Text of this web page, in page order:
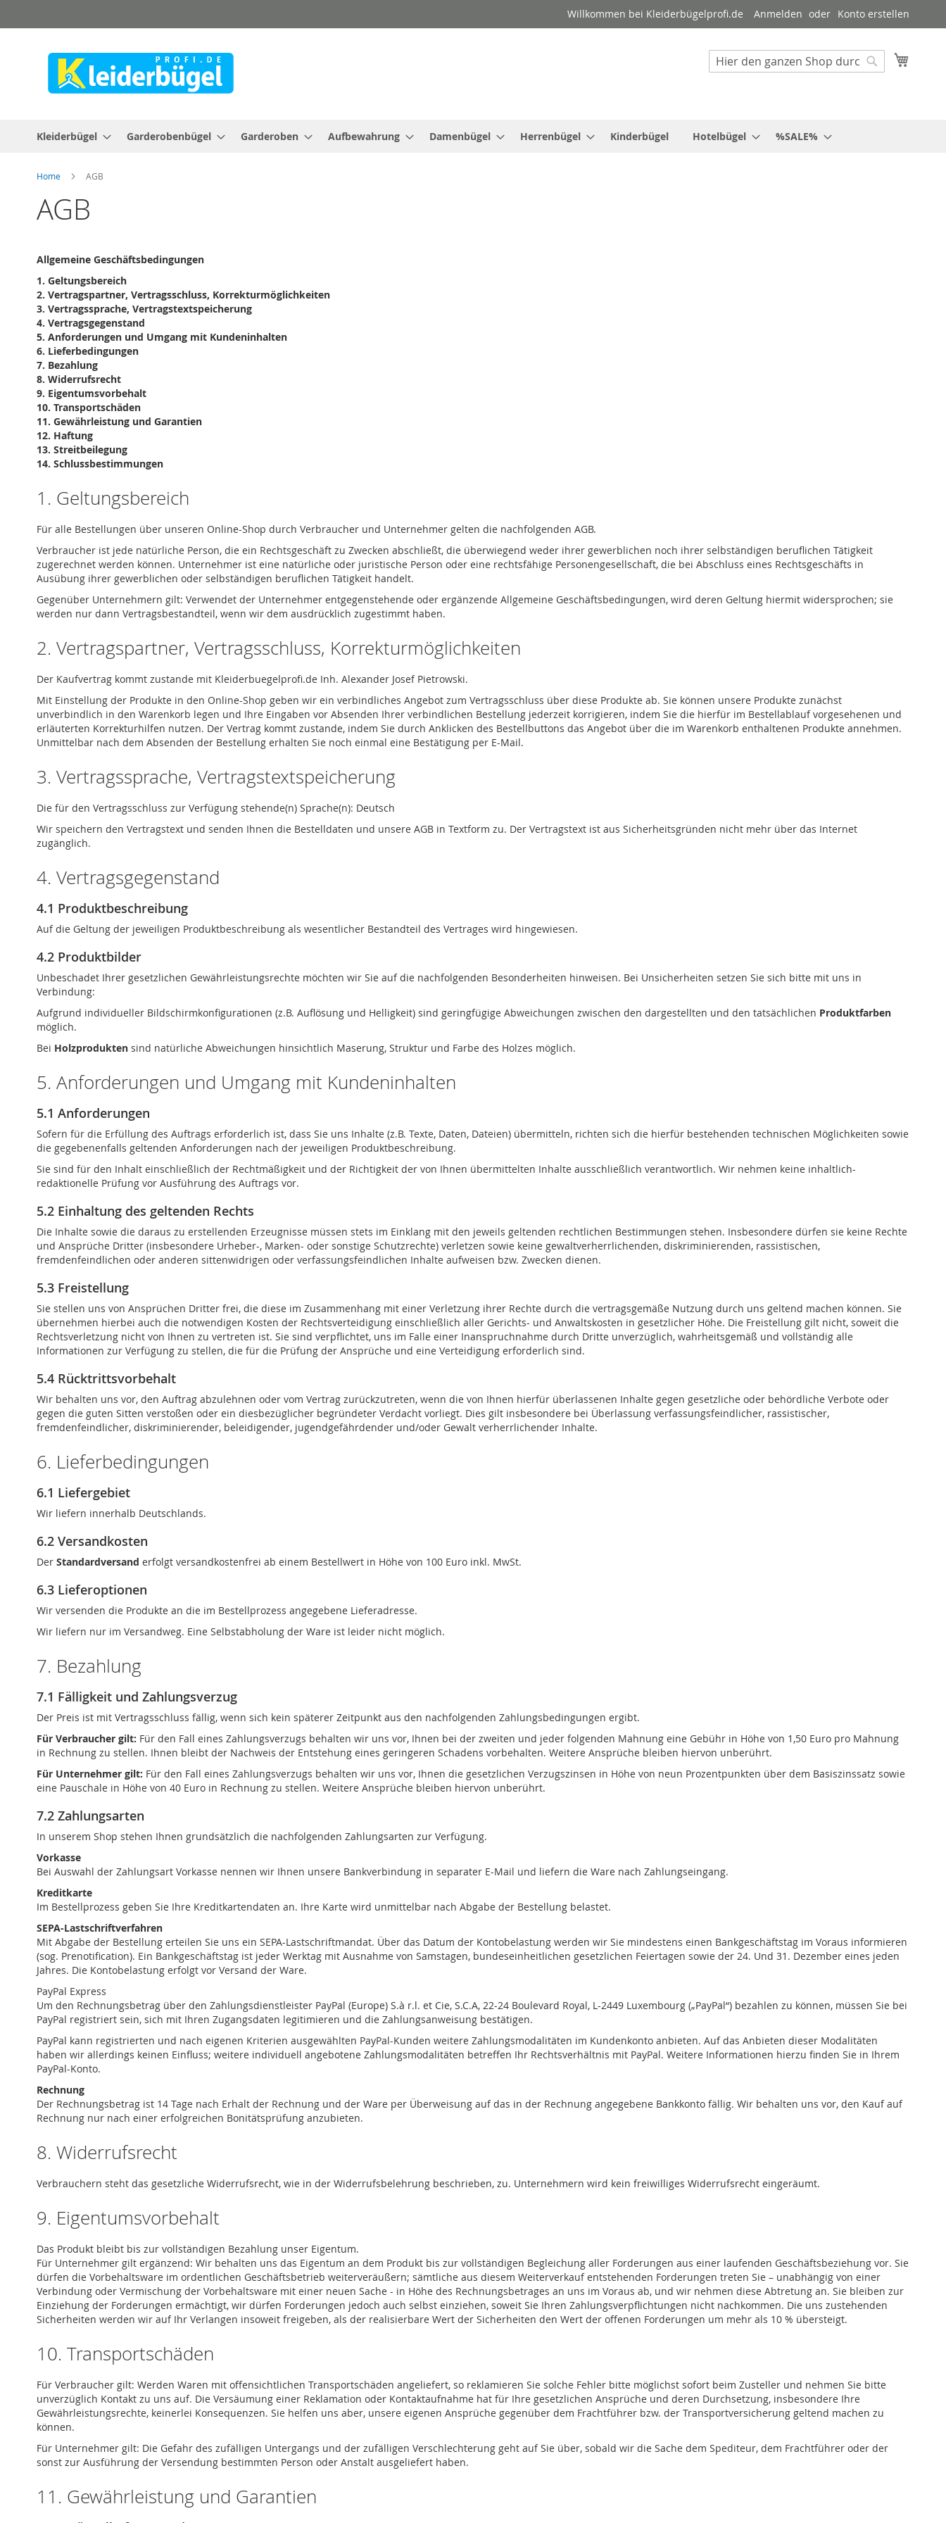
zum
Willkommen bei Kleiderbügelprofi.de Anmelden Konto erstellen
Suche
Kleiderbügel Garderobenbügel Garderoben Aufbewahrung Damenbügel Herrenbügel Kinderbügel Hotelbügel %SALE%
Home AGB
AGB
Allgemeine Geschäftsbedingungen
1. Geltungsbereich
2. Vertragspartner, Vertragsschluss, Korrekturmöglichkeiten
3. Vertragssprache, Vertragstextspeicherung
4. Vertragsgegenstand
5. Anforderungen und Umgang mit Kundeninhalten
6. Lieferbedingungen
7. Bezahlung
8. Widerrufsrecht
9. Eigentumsvorbehalt
10. Transportschäden
11. Gewährleistung und Garantien
12. Haftung
13. Streitbeilegung
14. Schlussbestimmungen
1. Geltungsbereich
Für alle Bestellungen über unseren Online-Shop durch Verbraucher und Unternehmer gelten die nachfolgenden AGB.
Verbraucher ist jede natürliche Person, die ein Rechtsgeschäft zu Zwecken abschließt, die überwiegend weder ihrer gewerblichen noch ihrer selbständigen beruflichen Tätigkeit
zugerechnet werden können. Unternehmer ist eine natürliche oder juristische Person oder eine rechtsfähige Personengesellschaft, die bei Abschluss eines Rechtsgeschäfts in
Ausübung ihrer gewerblichen oder selbständigen beruflichen Tätigkeit handelt.
Gegenüber Unternehmern gilt: Verwendet der Unternehmer entgegenstehende oder ergänzende Allgemeine Geschäftsbedingungen, wird deren Geltung hiermit widersprochen; sie
werden nur dann Vertragsbestandteil, wenn wir dem ausdrücklich zugestimmt haben.
2. Vertragspartner, Vertragsschluss, Korrekturmöglichkeiten
Der Kaufvertrag kommt zustande mit Kleiderbuegelprofi.de Inh. Alexander Josef Pietrowski.
Mit Einstellung der Produkte in den Online-Shop geben wir ein verbindliches Angebot zum Vertragsschluss über diese Produkte ab. Sie können unsere Produkte zunächst
unverbindlich in den Warenkorb legen und Ihre Eingaben vor Absenden Ihrer verbindlichen Bestellung jederzeit korrigieren, indem Sie die hierfür im Bestellablauf vorgesehenen und
erläuterten Korrekturhilfen nutzen. Der Vertrag kommt zustande, indem Sie durch Anklicken des Bestellbuttons das Angebot über die im Warenkorb enthaltenen Produkte annehmen.
Unmittelbar nach dem Absenden der Bestellung erhalten Sie noch einmal eine Bestätigung per E-Mail.
3. Vertragssprache, Vertragstextspeicherung
Die für den Vertragsschluss zur Verfügung stehende(n) Sprache(n): Deutsch
Wir speichern den Vertragstext und senden Ihnen die Bestelldaten und unsere AGB in Textform zu. Der Vertragstext ist aus Sicherheitsgründen nicht mehr über das Internet
zugänglich.
4. Vertragsgegenstand
4.1 Produktbeschreibung
Auf die Geltung der jeweiligen Produktbeschreibung als wesentlicher Bestandteil des Vertrages wird hingewiesen.
4.2 Produktbilder
Unbeschadet Ihrer gesetzlichen Gewährleistungsrechte möchten wir Sie auf die nachfolgenden Besonderheiten hinweisen. Bei Unsicherheiten setzen Sie sich bitte mit uns in
Verbindung:
Aufgrund individueller Bildschirmkonfigurationen (z.B. Auflösung und Helligkeit) sind geringfügige Abweichungen zwischen den dargestellten und den tatsächlichen Produktfarben
möglich.
Bei Holzprodukten sind natürliche Abweichungen hinsichtlich Maserung, Struktur und Farbe des Holzes möglich.
5. Anforderungen und Umgang mit Kundeninhalten
5.1 Anforderungen
Sofern für die Erfüllung des Auftrags erforderlich ist, dass Sie uns Inhalte (z.B. Texte, Daten, Dateien) übermitteln, richten sich die hierfür bestehenden technischen Möglichkeiten sowie
die gegebenenfalls geltenden Anforderungen nach der jeweiligen Produktbeschreibung.
Sie sind für den Inhalt einschließlich der Rechtmäßigkeit und der Richtigkeit der von Ihnen übermittelten Inhalte ausschließlich verantwortlich. Wir nehmen keine inhaltlich-
redaktionelle Prüfung vor Ausführung des Auftrags vor.
5.2 Einhaltung des geltenden Rechts
Die Inhalte sowie die daraus zu erstellenden Erzeugnisse müssen stets im Einklang mit den jeweils geltenden rechtlichen Bestimmungen stehen. Insbesondere dürfen sie keine Rechte
und Ansprüche Dritter (insbesondere Urheber-, Marken- oder sonstige Schutzrechte) verletzen sowie keine gewaltverherrlichenden, diskriminierenden, rassistischen,
fremdenfeindlichen oder anderen sittenwidrigen oder verfassungsfeindlichen Inhalte aufweisen bzw. Zwecken dienen.
5.3 Freistellung
Sie stellen uns von Ansprüchen Dritter frei, die diese im Zusammenhang mit einer Verletzung ihrer Rechte durch die vertragsgemäße Nutzung durch uns geltend machen können. Sie
übernehmen hierbei auch die notwendigen Kosten der Rechtsverteidigung einschließlich aller Gerichts- und Anwaltskosten in gesetzlicher Höhe. Die Freistellung gilt nicht, soweit die
Rechtsverletzung nicht von Ihnen zu vertreten ist. Sie sind verpflichtet, uns im Falle einer Inanspruchnahme durch Dritte unverzüglich, wahrheitsgemäß und vollständig alle
Informationen zur Verfügung zu stellen, die für die Prüfung der Ansprüche und eine Verteidigung erforderlich sind.
5.4 Rücktrittsvorbehalt
Wir behalten uns vor, den Auftrag abzulehnen oder vom Vertrag zurückzutreten, wenn die von Ihnen hierfür überlassenen Inhalte gegen gesetzliche oder behördliche Verbote oder
gegen die guten Sitten verstoßen oder ein diesbezüglicher begründeter Verdacht vorliegt. Dies gilt insbesondere bei Überlassung verfassungsfeindlicher, rassistischer,
fremdenfeindlicher, diskriminierender, beleidigender, jugendgefährdender und/oder Gewalt verherrlichender Inhalte.
6. Lieferbedingungen
6.1 Liefergebiet
Wir liefern innerhalb Deutschlands.
6.2 Versandkosten
Der Standardversand erfolgt versandkostenfrei ab einem Bestellwert in Höhe von 100 Euro inkl. MwSt.
6.3 Lieferoptionen
Wir versenden die Produkte an die im Bestellprozess angegebene Lieferadresse.
Wir liefern nur im Versandweg. Eine Selbstabholung der Ware ist leider nicht möglich.
7. Bezahlung
7.1 Fälligkeit und Zahlungsverzug
Der Preis ist mit Vertragsschluss fällig, wenn sich kein späterer Zeitpunkt aus den nachfolgenden Zahlungsbedingungen ergibt.
Für Verbraucher gilt: Für den Fall eines Zahlungsverzugs behalten wir uns vor, Ihnen bei der zweiten und jeder folgenden Mahnung eine Gebühr in Höhe von 1,50 Euro pro Mahnung
in Rechnung zu stellen. Ihnen bleibt der Nachweis der Entstehung eines geringeren Schadens vorbehalten. Weitere Ansprüche bleiben hiervon unberührt.
Für Unternehmer gilt: Für den Fall eines Zahlungsverzugs behalten wir uns vor, Ihnen die gesetzlichen Verzugszinsen in Höhe von neun Prozentpunkten über dem Basiszinssatz sowie
eine Pauschale in Höhe von 40 Euro in Rechnung zu stellen. Weitere Ansprüche bleiben hiervon unberührt.
7.2 Zahlungsarten
In unserem Shop stehen Ihnen grundsätzlich die nachfolgenden Zahlungsarten zur Verfügung.
Vorkasse
Bei Auswahl der Zahlungsart Vorkasse nennen wir Ihnen unsere Bankverbindung in separater E-Mail und liefern die Ware nach Zahlungseingang.
Kreditkarte
Im Bestellprozess geben Sie Ihre Kreditkartendaten an. Ihre Karte wird unmittelbar nach Abgabe der Bestellung belastet.
SEPA-Lastschriftverfahren
Mit Abgabe der Bestellung erteilen Sie uns ein SEPA-Lastschriftmandat. Über das Datum der Kontobelastung werden wir Sie mindestens einen Bankgeschäftstag im Voraus informieren
(sog. Prenotification). Ein Bankgeschäftstag ist jeder Werktag mit Ausnahme von Samstagen, bundeseinheitlichen gesetzlichen Feiertagen sowie der 24. Und 31. Dezember eines jeden
Jahres. Die Kontobelastung erfolgt vor Versand der Ware.
PayPal Express
Um den Rechnungsbetrag über den Zahlungsdienstleister PayPal (Europe) S.à r.l. et Cie, S.C.A, 22-24 Boulevard Royal, L-2449 Luxembourg („PayPal“) bezahlen zu können, müssen Sie bei
PayPal registriert sein, sich mit Ihren Zugangsdaten legitimieren und die Zahlungsanweisung bestätigen.
PayPal kann registrierten und nach eigenen Kriterien ausgewählten PayPal-Kunden weitere Zahlungsmodalitäten im Kundenkonto anbieten. Auf das Anbieten dieser Modalitäten
haben wir allerdings keinen Einfluss; weitere individuell angebotene Zahlungsmodalitäten betreffen Ihr Rechtsverhältnis mit PayPal. Weitere Informationen hierzu finden Sie in Ihrem
PayPal-Konto.
Rechnung
Der Rechnungsbetrag ist 14 Tage nach Erhalt der Rechnung und der Ware per Überweisung auf das in der Rechnung angegebene Bankkonto fällig. Wir behalten uns vor, den Kauf auf
Rechnung nur nach einer erfolgreichen Bonitätsprüfung anzubieten.
8. Widerrufsrecht
Verbrauchern steht das gesetzliche Widerrufsrecht, wie in der Widerrufsbelehrung beschrieben, zu. Unternehmern wird kein freiwilliges Widerrufsrecht eingeräumt.
9. Eigentumsvorbehalt
Das Produkt bleibt bis zur vollständigen Bezahlung unser Eigentum.
Für Unternehmer gilt ergänzend: Wir behalten uns das Eigentum an dem Produkt bis zur vollständigen Begleichung aller Forderungen aus einer laufenden Geschäftsbeziehung vor. Sie
dürfen die Vorbehaltsware im ordentlichen Geschäftsbetrieb weiterveräußern; sämtliche aus diesem Weiterverkauf entstehenden Forderungen treten Sie – unabhängig von einer
Verbindung oder Vermischung der Vorbehaltsware mit einer neuen Sache - in Höhe des Rechnungsbetrages an uns im Voraus ab, und wir nehmen diese Abtretung an. Sie bleiben zur
Einziehung der Forderungen ermächtigt, wir dürfen Forderungen jedoch auch selbst einziehen, soweit Sie Ihren Zahlungsverpflichtungen nicht nachkommen. Die uns zustehenden
Sicherheiten werden wir auf Ihr Verlangen insoweit freigeben, als der realisierbare Wert der Sicherheiten den Wert der offenen Forderungen um mehr als 10 % übersteigt.
10. Transportschäden
Für Verbraucher gilt: Werden Waren mit offensichtlichen Transportschäden angeliefert, so reklamieren Sie solche Fehler bitte möglichst sofort beim Zusteller und nehmen Sie bitte
unverzüglich Kontakt zu uns auf. Die Versäumung einer Reklamation oder Kontaktaufnahme hat für Ihre gesetzlichen Ansprüche und deren Durchsetzung, insbesondere Ihre
Gewährleistungsrechte, keinerlei Konsequenzen. Sie helfen uns aber, unsere eigenen Ansprüche gegenüber dem Frachtführer bzw. der Transportversicherung geltend machen zu
können.
Für Unternehmer gilt: Die Gefahr des zufälligen Untergangs und der zufälligen Verschlechterung geht auf Sie über, sobald wir die Sache dem Spediteur, dem Frachtführer oder der
sonst zur Ausführung der Versendung bestimmten Person oder Anstalt ausgeliefert haben.
11. Gewährleistung und Garantien